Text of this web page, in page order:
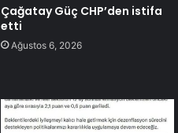
Çağatay Güç CHP’den istifa
etti
Ağustos 6, 2026